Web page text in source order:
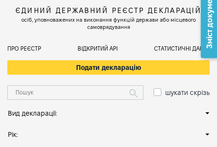
ЄДИНИЙ ДЕРЖАВНИЙ РЕЄСТР ДЕКЛАРАЦІЙ
осіб, уповноважених на виконання функцій держави або місцевого
самоврядування
ПРО РЕЄСТР ВІДКРИТИЙ АРІ СТАТИСТИЧНІ ДАНІ
Подати декларацію
шукати скрізь
Вид декларації:
Рік:
Зміст документа